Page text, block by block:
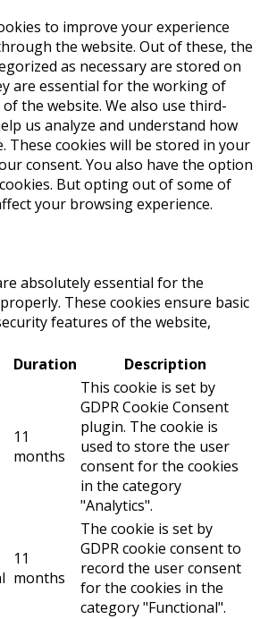
to improve your experience
the website. Out of these, the
as necessary are stored on
are essential for the working of
the website. We also use third-
us analyze and understand how
These cookies will be stored in your
consent. You also have the option
But opting out of some of
your browsing experience.
absolutely essential for the
These cookies ensure basic
features of the website,
Duration Description
11
months
This cookie is set by
GDPR Cookie Consent
plugin. The cookie is
used to store the user
consent for the cookies
in the category
"Analytics".
11
months
The cookie is set by
GDPR cookie consent to
record the user consent
for the cookies in the
category "Functional".